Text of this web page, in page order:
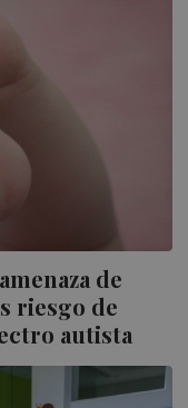
de
riesgo de
autista